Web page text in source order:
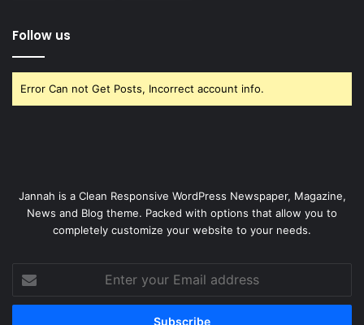
Follow us
Error Can not Get Posts, Incorrect account info.
Jannah is a Clean Responsive WordPress Newspaper, Magazine,
News and Blog theme. Packed with options that allow you to
completely customize your website to your needs.
your
Email